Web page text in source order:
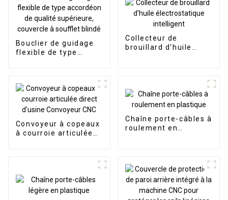
Bouclier de guidage
flexible de type
Collecteur de
brouillard d'huile
Convoyeur à copeaux
à courroie articulée
Chaîne porte-câbles à
roulement en